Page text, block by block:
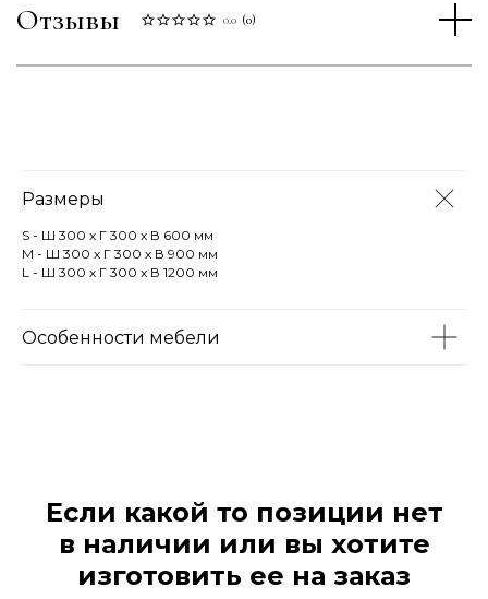
Отзывы 0.0 (0)
Размеры
S - Ш 300 х Г 300 х В 600 мм
M - Ш 300 х Г 300 х В 900 мм
L - Ш 300 х Г 300 х В 1200 мм
Особенности мебели
Если какой то позиции нет
в наличии или вы хотите
изготовить ее на заказ